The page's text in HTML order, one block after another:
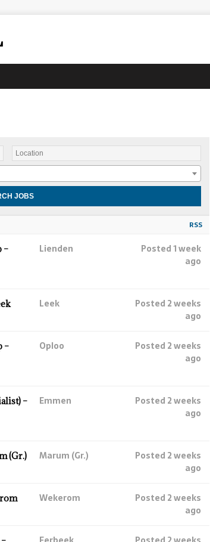
RSS
–
Lienden
Posted 1 week
ago
Leek
Posted 2 weeks
ago
–
Oploo
Posted 2 weeks
ago
–
Emmen
Posted 2 weeks
ago
(Gr.) Marum (Gr.)
Posted 2 weeks
ago
Wekerom
Posted 2 weeks
ago